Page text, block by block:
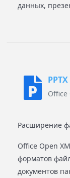
данных,
PPTX
Office
Расширение
Office Open
форматов
документов